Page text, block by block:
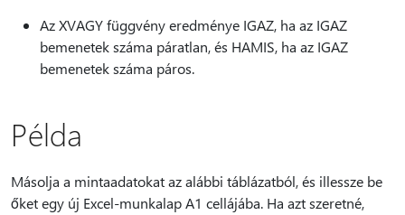
Az XVAGY függvény eredménye IGAZ, ha az IGAZ
bemenetek száma páratlan, és HAMIS, ha az IGAZ
bemenetek száma páros.
Példa
Másolja a mintaadatokat az alábbi táblázatból, és illessze be
őket egy új Excel-munkalap A1 cellájába. Ha azt szeretné,